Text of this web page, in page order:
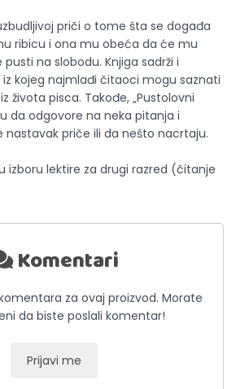
priči o tome šta se događa
ribicu i ona mu obeća da će mu
na slobodu. Knjiga sadrži i
iz kojeg najmlađi čitaoci mogu saznati
života pisca. Takođe, „Pustolovni
da odgovore na neka pitanja i
nastavak priče ili da nešto nacrtaju.
izboru lektire za drugi razred (čitanje
Komentari
za ovaj proizvod. Morate
da biste poslali komentar!
Prijavi me